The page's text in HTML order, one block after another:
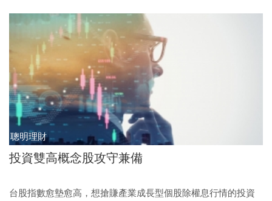
聰明理財
投資雙高概念股攻守兼備
台股指數愈墊愈高，想搶賺產業成長型個股除權息行情的投資